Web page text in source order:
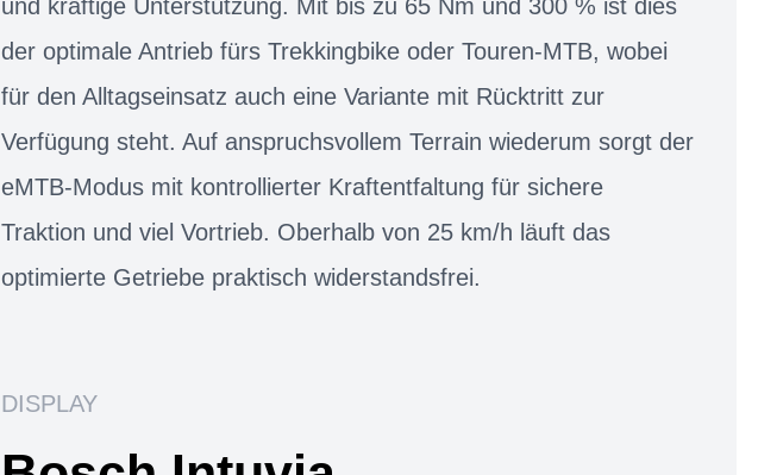
und kräftige Unterstützung. Mit bis zu 65 Nm und 300 % ist dies
der optimale Antrieb fürs Trekkingbike oder Touren-MTB, wobei
für den Alltagseinsatz auch eine Variante mit Rücktritt zur
Verfügung steht. Auf anspruchsvollem Terrain wiederum sorgt der
eMTB-Modus mit kontrollierter Kraftentfaltung für sichere
Traktion und viel Vortrieb. Oberhalb von 25 km/h läuft das
optimierte Getriebe praktisch widerstandsfrei.
DISPLAY